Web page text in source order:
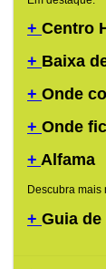
+ Centro
+ Baixa
+ Onde
+ Onde
+ Alfama
Descubra mais
+ Guia